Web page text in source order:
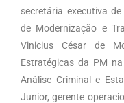
secretária executiva
de Modernização e
Vinicius César de
Estratégicas da PM
Análise Criminal e
Junior, gerente